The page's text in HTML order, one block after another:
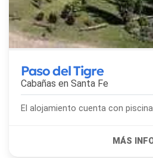
Paso del Tigre
Cabañas en Santa Fe